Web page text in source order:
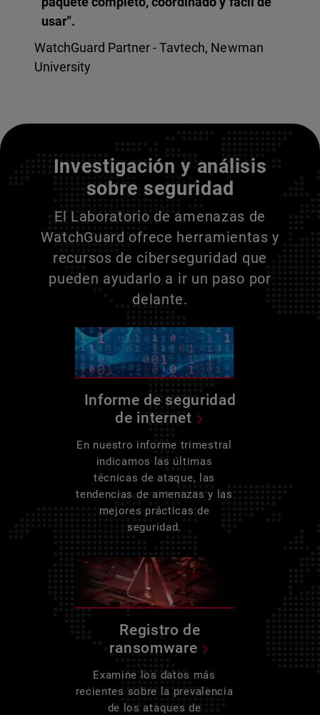
usar".
WatchGuard Partner - Tavtech, Newman
University
Investigación y análisis
sobre seguridad
El Laboratorio de amenazas de
WatchGuard ofrece herramientas y
recursos de ciberseguridad que
pueden ayudarlo a ir un paso por
delante.
Informe de seguridad
de internet
En nuestro informe trimestral
indicamos las últimas
técnicas de ataque, las
tendencias de amenazas y las
mejores prácticas de
seguridad.
Registro de
ransomware
Examine los datos más
recientes sobre la prevalencia
de los ataques de